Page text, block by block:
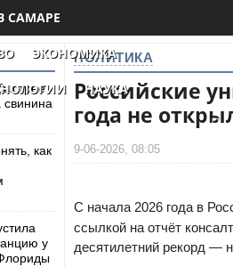
САМАРЕ
ЭКОНОМИКА
НАУКА
свинина
как
у
ПОЛИТИКА
Российские
года не
9-06-2026, 08:05
С начала 2026 года в
ссылкой на отчёт
десятилетний рекорд —